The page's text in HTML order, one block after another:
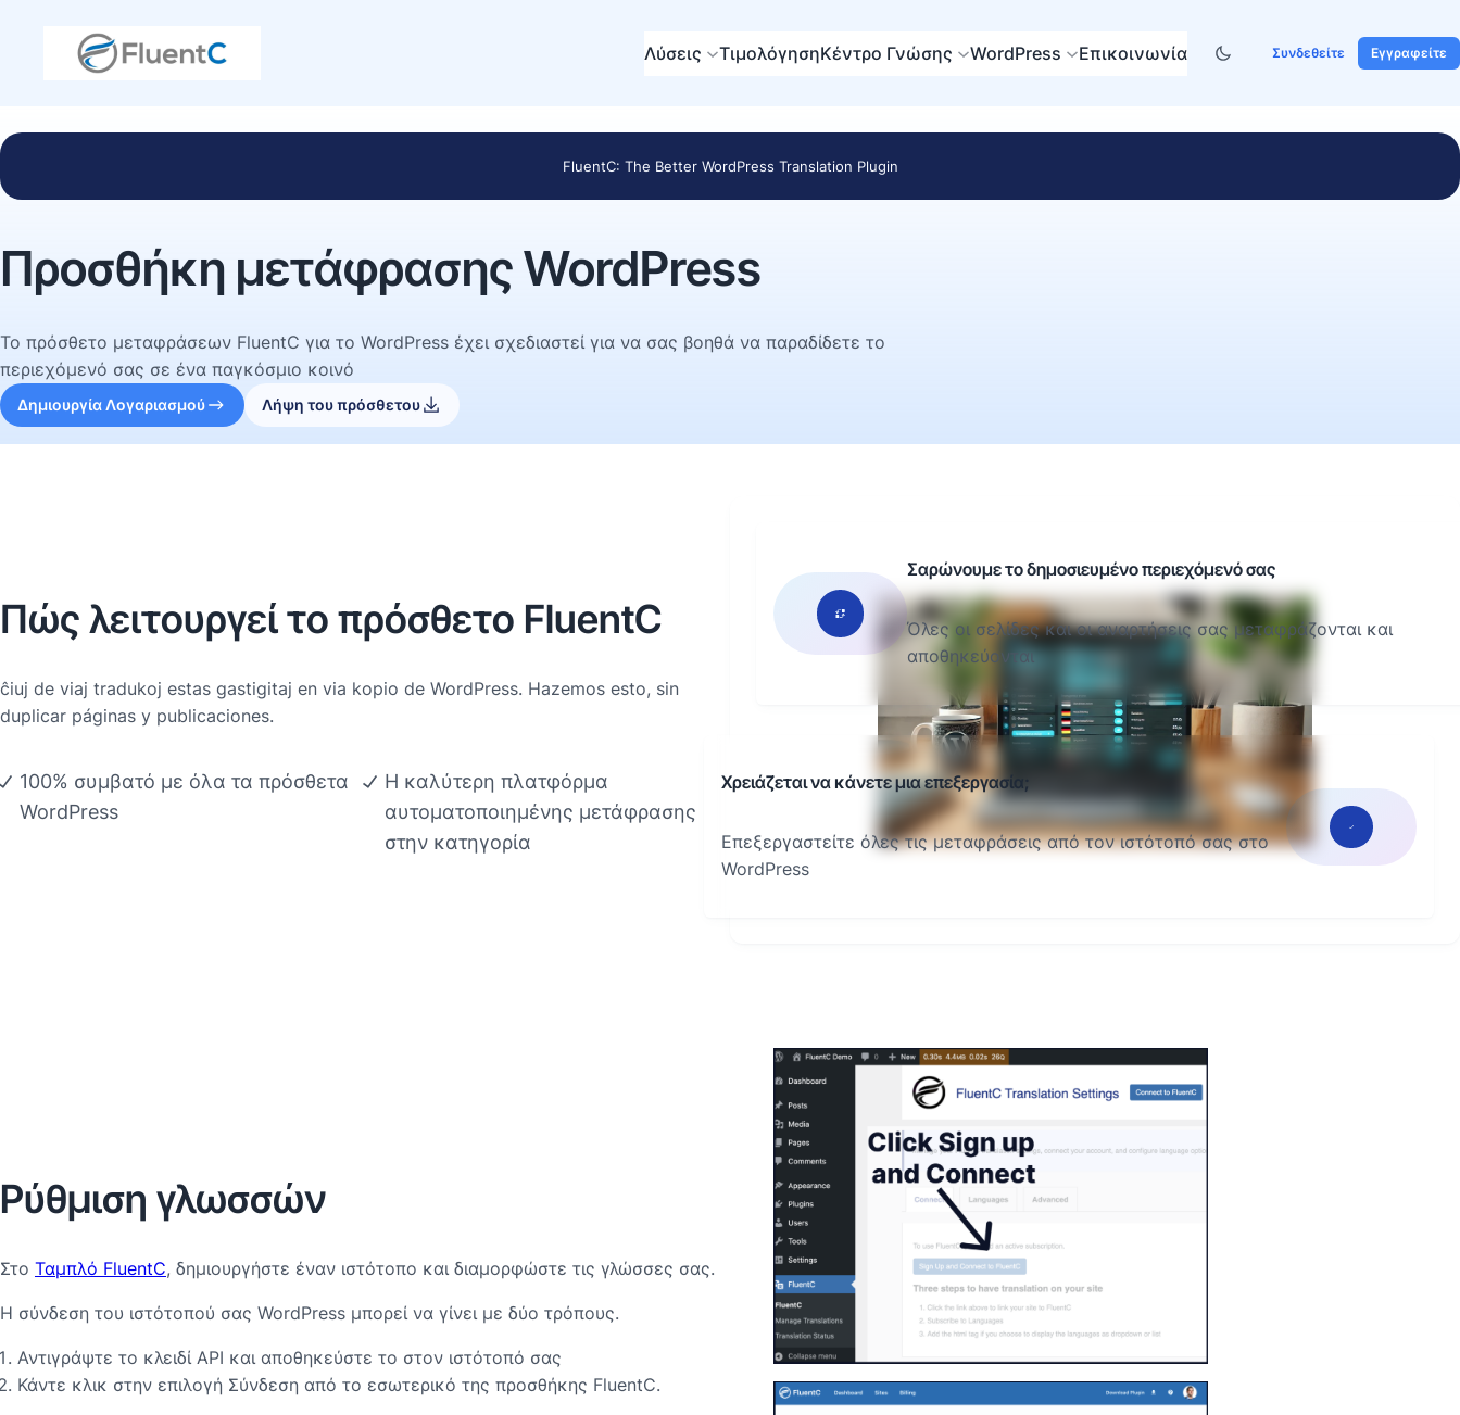
Λύσεις ΤιμολόγησηΚέντρο Γνώσης WordPress Επικοινωνία Συνδεθείτε Εγγραφείτε
FluentC: The Better WordPress Translation Plugin
Προσθήκη μετάφρασης WordPress
Το πρόσθετο μεταφράσεων FluentC για το WordPress έχει σχεδιαστεί για να σας βοηθά να παραδίδετε το
περιεχόμενό σας σε ένα παγκόσμιο κοινό
Δημιουργία Λογαριασμού Λήψη του πρόσθετου
Πώς λειτουργεί το πρόσθετο FluentC
ĉiuj de viaj tradukoj estas gastigitaj en via kopio de WordPress. Hazemos esto, sin
duplicar páginas y publicaciones.
100% συμβατό με όλα τα πρόσθετα
WordPress
Η καλύτερη πλατφόρμα
αυτοματοποιημένης μετάφρασης
στην κατηγορία
Σαρώνουμε το δημοσιευμένο περιεχόμενό σας
Όλες οι σελίδες και οι αναρτήσεις σας μεταφράζονται και
αποθηκεύονται
Χρειάζεται να κάνετε μια επεξεργασία;
Επεξεργαστείτε όλες τις μεταφράσεις από τον ιστότοπό σας στο
WordPress
Ρύθμιση γλωσσών
Στο Ταμπλό FluentC, δημιουργήστε έναν ιστότοπο και διαμορφώστε τις γλώσσες σας.
Η σύνδεση του ιστότοπού σας WordPress μπορεί να γίνει με δύο τρόπους.
Αντιγράψτε το κλειδί API και αποθηκεύστε το στον ιστότοπό σας
Κάντε κλικ στην επιλογή Σύνδεση από το εσωτερικό της προσθήκης FluentC.